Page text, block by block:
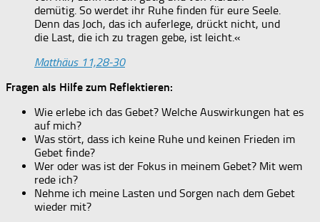
demütig. So werdet ihr Ruhe finden für eure Seele.
Denn das Joch, das ich auferlege, drückt nicht, und
die Last, die ich zu tragen gebe, ist leicht.«
Matthäus 11,28-30
Fragen als Hilfe zum Reflektieren:
Wie erlebe ich das Gebet? Welche Auswirkungen hat es
auf mich?
Was stört, dass ich keine Ruhe und keinen Frieden im
Gebet finde?
Wer oder was ist der Fokus in meinem Gebet? Mit wem
rede ich?
Nehme ich meine Lasten und Sorgen nach dem Gebet
wieder mit?